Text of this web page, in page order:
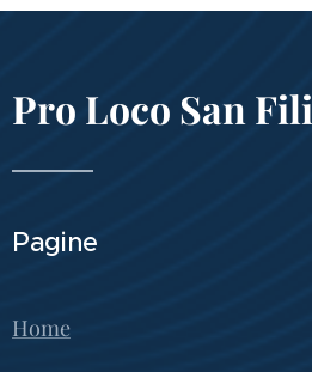
Pro Loco San Fili
Pagine
Home